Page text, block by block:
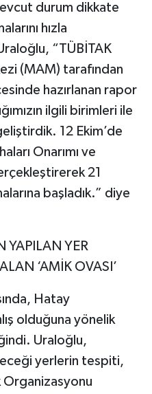
durum dikkate
hızla
“TÜBİTAK
(MAM) tarafından
hazırlanan rapor
ilgili birimleri ile
12 Ekim’de
Onarımı ve
21
başladık.” diye
YAPILAN YER
‘AMİK OVASI’
Hatay
olduğuna yönelik
Uraloğlu,
yerlerin tespiti,
Organizasyonu